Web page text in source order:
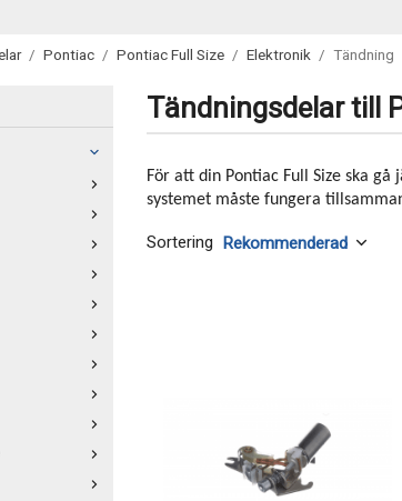
/ Pontiac / Pontiac Full Size / Elektronik / Tändning
Tändningsdelar till
För att din Pontiac Full Size ska
systemet måste fungera
Sortering